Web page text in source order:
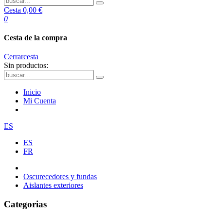
Cesta 0,00 €
0
Cesta de la compra
Cerrarcesta
Sin productos:
Inicio
Mi Cuenta
ES
ES
FR
Oscurecedores y fundas
Aislantes exteriores
Categorias